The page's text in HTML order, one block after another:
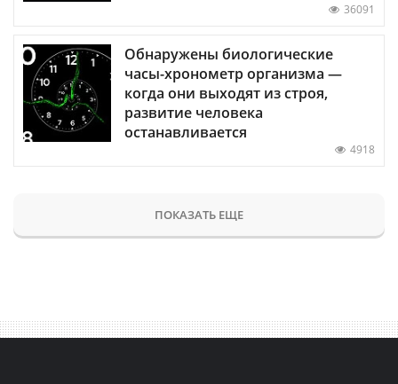
36091
Обнаружены биологические
часы-хронометр организма —
когда они выходят из строя,
развитие человека
останавливается
4918
ПОКАЗАТЬ ЕЩЕ